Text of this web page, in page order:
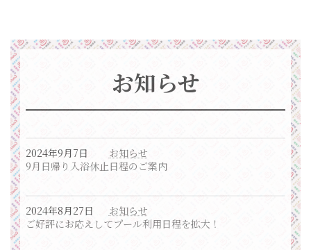
お知らせ
2024年9月7日
お知らせ
9月日帰り入浴休止日程のご案内
2024年8月27日
お知らせ
ご好評にお応えしてプール利用日程を拡大！